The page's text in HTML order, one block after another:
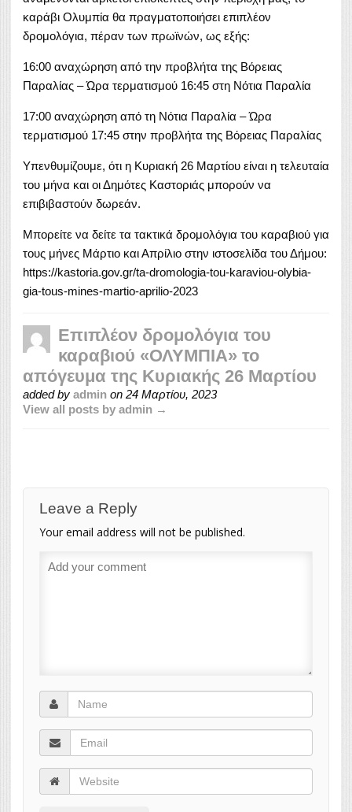
καράβι Ολυμπία θα πραγματοποιήσει επιπλέον
δρομολόγια, πέραν των πρωϊνών, ως εξής:
16:00 αναχώρηση από την προβλήτα της Βόρειας
Παραλίας – Ώρα τερματισμού 16:45 στη Νότια Παραλία
17:00 αναχώρηση από τη Νότια Παραλία – Ώρα
τερματισμού 17:45 στην προβλήτα της Βόρειας Παραλίας
Υπενθυμίζουμε, ότι η Κυριακή 26 Μαρτίου είναι η τελευταία
του μήνα και οι Δημότες Καστοριάς μπορούν να
επιβιβαστούν δωρεάν.
Μπορείτε να δείτε τα τακτικά δρομολόγια του καραβιού για
τους μήνες Μάρτιο και Απρίλιο στην ιστοσελίδα του Δήμου:
https://kastoria.gov.gr/ta-dromologia-tou-karaviou-olybia-
gia-tous-mines-martio-aprilio-2023
Επιπλέον δρομολόγια του
καραβιού «ΟΛΥΜΠΙΑ» το
απόγευμα της Κυριακής 26 Μαρτίου
added by admin on 24 Μαρτίου, 2023
View all posts by admin →
Leave a Reply
Your email address will not be published.